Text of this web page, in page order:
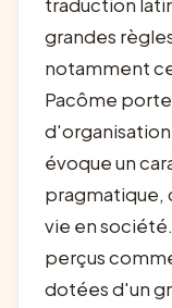
traduction
grandes
notamment
Pacôme
évoque un
pragmatique,
vie en
perçus
dotées d'un